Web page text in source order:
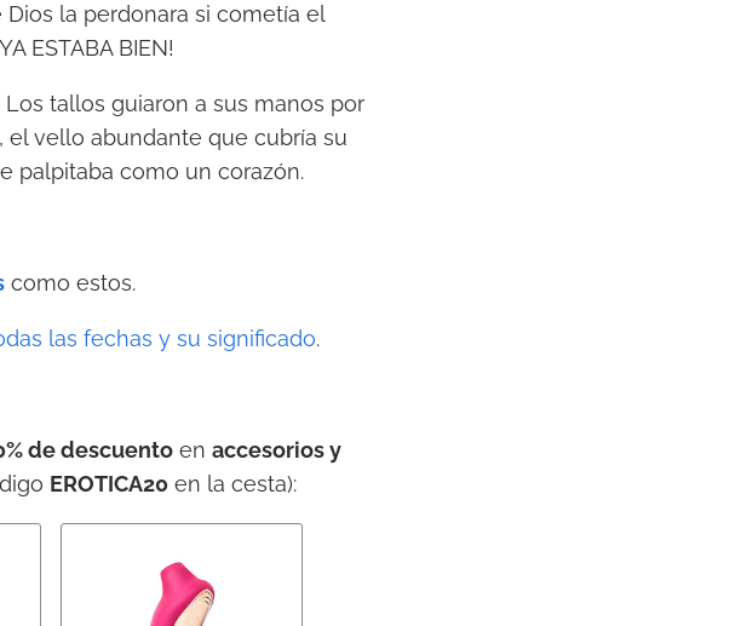
la perdonara si cometía el
ESTABA BIEN!
tallos guiaron a sus manos por
vello abundante que cubría su
palpitaba como un corazón.
como estos.
las fechas y su significado.
de descuentoen accesorios y
EROTICA20en la cesta):